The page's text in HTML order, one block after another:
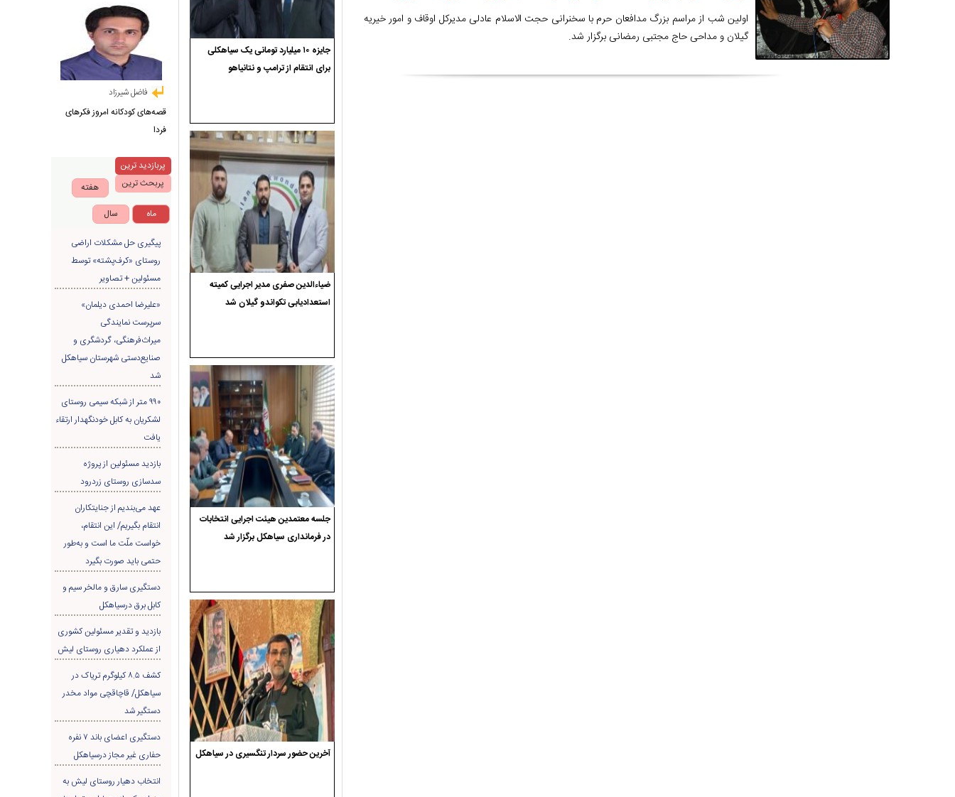
اولین شب از مراسم بزرگ مدافعان حرم با سخنرانی حجت الاسلام عادلی مدیرکل اوقاف و امور خیریه
گیلان و مداحی حاج مجتبی رمضانی برگزار شد.
جایزه ۱۰ میلیارد تومانی یک سیاهکلی
برای انتقام از ترامپ و نتانیاهو
ضیاءالدین صفری مدیر اجرایی کمیته
استعدادیابی تکواندو گیلان شد
جلسه معتمدین هیئت اجرایی انتخابات
در فرمانداری سیاهکل برگزار شد
آخرین حضور سردار تنگسیری در سیاهکل
فاضل شیرزاد
قصه‌های کودکانه امروز فکرهای
فردا
پربازدید ترین
پربحث ترین
هفته
ماه
سال
پیگیری حل مشکلات اراضی
روستای «کرف‌پشته» توسط
مسئولین + تصاویر
«علیرضا احمدی دیلمان»
سرپرست نمایندگی
میراث‌فرهنگی، گردشگری و
صنایع‌دستی شهرستان سیاهکل
شد
۹۹۰ متر از شبکه سیمی روستای
لشکریان به کابل خودنگهدار ارتقاء
یافت
بازدید مسئولین از پروژه
سدسازی روستای زردرود
عهد می‌بندیم از جنایتکاران
انتقام بگیریم/ این انتقام،
خواست ملّت ما است و به‌طور
حتمی باید صورت بگیرد
دستگیری سارق و مالخر سیم و
کابل برق درسیاهکل
بازدید و تقدیر مسئولین کشوری
از عملکرد دهیاری روستای لیش
کشف ۸.۵ کیلوگرم تریاک در
سیاهکل/ قاچاقچی مواد مخدر
دستگیر شد
دستگیری اعضای باند ۷ نفره
حفاری غير مجاز درسیاهکل
انتخاب دهیار روستای لیش به